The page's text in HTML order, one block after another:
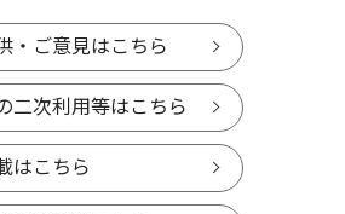
・ご意見はこちら
二次利用等はこちら
はこちら